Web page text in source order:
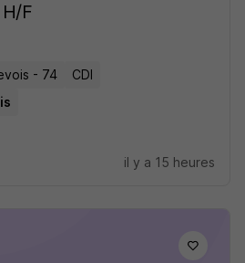
F
- 74
CDI
il y a 15 heures